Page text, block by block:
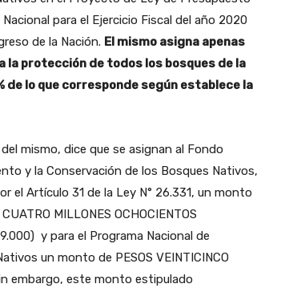
para el Ejercicio Fiscal del año 2020
de la Nación. El mismo asigna apenas
la protección de todos los bosques de la
de lo que corresponde según establece la
mismo, dice que se asignan al Fondo
y la Conservación de los Bosques Nativos,
el Artículo 31 de la Ley N° 26.331, un monto
MILLONES OCHOCIENTOS
y para el Programa Nacional de
un monto de PESOS VEINTICINCO
embargo, este monto estipulado